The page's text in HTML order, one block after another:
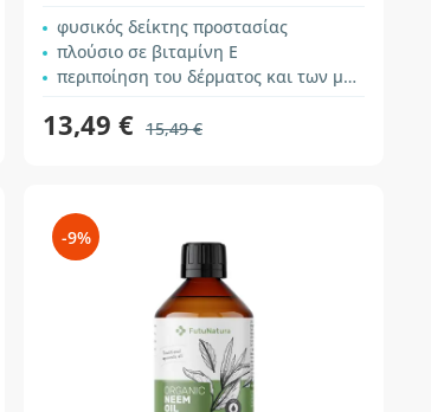
φυσικός δείκτης προστασίας
πλούσιο σε βιταμίνη Ε
περιποίηση του δέρματος και των μαλλιών
13,49 € 15,49 €
-9%